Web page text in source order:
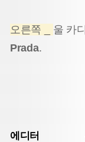
오른쪽 _ 울 카
Prada.
에디터